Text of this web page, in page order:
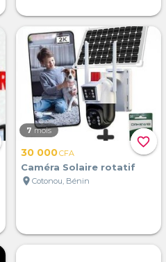
favorite_border
7 mois
30 000CFA
Caméra Solaire rotatif
location_on Cotonou, Bénin